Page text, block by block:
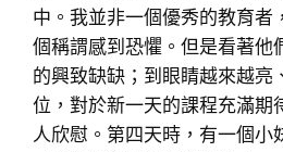
中。我並非一個優秀的教育者
個稱謂感到恐懼。但是看著他
的興致缺缺；到眼睛越來越亮
位，對於新一天的課程充滿期
人欣慰。第四天時，有一個小